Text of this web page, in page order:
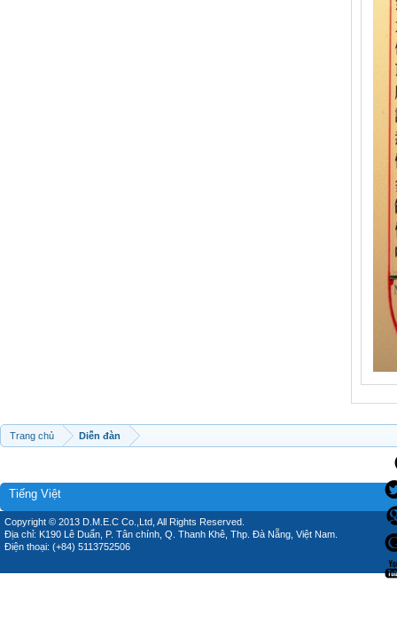
Trang chủ Diễn đàn
Tiếng Việt
Copyright © 2013 D.M.E.C Co.,Ltd, All Rights Reserved.
Địa chỉ: K190 Lê Duẩn, P. Tân chính, Q. Thanh Khê, Thp. Đà Nẵng, Việt Nam.
Điện thoại: (+84) 5113752506